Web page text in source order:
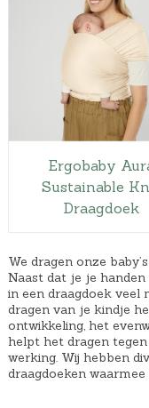
Ergobaby
Sustainable
Draagdoek
We dragen onze
Naast dat je je
in een draagdoek veel
dragen van je kindje
ontwikkeling, het
helpt het dragen
werking. Wij hebben
draagdoeken